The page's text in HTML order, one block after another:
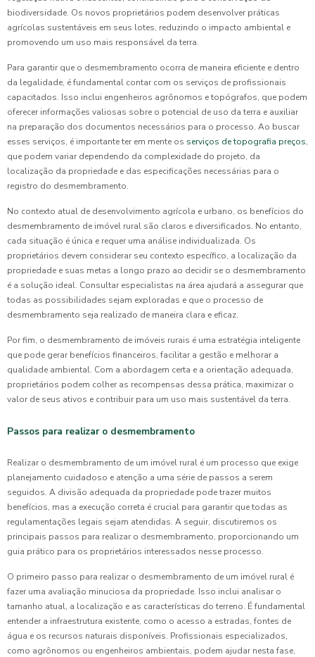
biodiversidade. Os novos proprietários podem desenvolver práticas
agrícolas sustentáveis em seus lotes, reduzindo o impacto ambiental e
promovendo um uso mais responsável da terra.
Para garantir que o desmembramento ocorra de maneira eficiente e dentro
da legalidade, é fundamental contar com os serviços de profissionais
capacitados. Isso inclui engenheiros agrônomos e topógrafos, que podem
oferecer informações valiosas sobre o potencial de uso da terra e auxiliar
na preparação dos documentos necessários para o processo. Ao buscar
esses serviços, é importante ter em mente os serviços de topografia preços,
que podem variar dependendo da complexidade do projeto, da
localização da propriedade e das especificações necessárias para o
registro do desmembramento.
No contexto atual de desenvolvimento agrícola e urbano, os benefícios do
desmembramento de imóvel rural são claros e diversificados. No entanto,
cada situação é única e requer uma análise individualizada. Os
proprietários devem considerar seu contexto específico, a localização da
propriedade e suas metas a longo prazo ao decidir se o desmembramento
é a solução ideal. Consultar especialistas na área ajudará a assegurar que
todas as possibilidades sejam exploradas e que o processo de
desmembramento seja realizado de maneira clara e eficaz.
Por fim, o desmembramento de imóveis rurais é uma estratégia inteligente
que pode gerar benefícios financeiros, facilitar a gestão e melhorar a
qualidade ambiental. Com a abordagem certa e a orientação adequada,
proprietários podem colher as recompensas dessa prática, maximizar o
valor de seus ativos e contribuir para um uso mais sustentável da terra.
Passos para realizar o desmembramento
Realizar o desmembramento de um imóvel rural é um processo que exige
planejamento cuidadoso e atenção a uma série de passos a serem
seguidos. A divisão adequada da propriedade pode trazer muitos
benefícios, mas a execução correta é crucial para garantir que todas as
regulamentações legais sejam atendidas. A seguir, discutiremos os
principais passos para realizar o desmembramento, proporcionando um
guia prático para os proprietários interessados nesse processo.
O primeiro passo para realizar o desmembramento de um imóvel rural é
fazer uma avaliação minuciosa da propriedade. Isso inclui analisar o
tamanho atual, a localização e as características do terreno. É fundamental
entender a infraestrutura existente, como o acesso a estradas, fontes de
água e os recursos naturais disponíveis. Profissionais especializados,
como agrônomos ou engenheiros ambientais, podem ajudar nesta fase,